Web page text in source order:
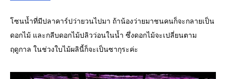
โซนน้ำที่มีปลาคาร์ปว่ายวนไปมา ถ้าน้องว่ายมาชนคนก็จะกลายเป็น
ดอกไม้ และกลีบดอกไม้ปลิวว่อนในน้ำ ซึ่งดอกไม้จะเปลี่ยนตาม
ฤดูกาล ในช่วงใบไม้ผลินี้ก็จะเป็นซากุระค่ะ